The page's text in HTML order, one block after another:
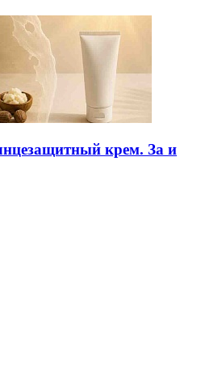
крем. За и